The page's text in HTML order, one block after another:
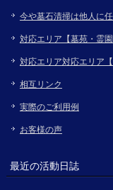
今や墓石清掃は他人に
対応エリア【墓苑・霊園
対応エリア対応エリア【
相互リンク
実際のご利用例
お客様の声
最近の活動日誌